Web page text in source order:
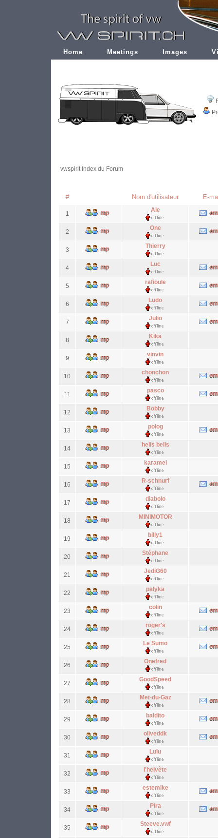
Home Meetings Images
vwspirit Index du Forum
# Nom d'utilisateur E-
1
Aie
2
One
3
Thierry
4
Luc
5
rafioule
6
Ludo
7
Julio
8
Kika
9
vinvin
10
chonchon
11
pasco
12
Bobby
13
polog
14
hells bells
15
karamel
16
R-schnurf
17
diabolo
18
MINIMOTOR
19
billy1
20
Stéphane
21
JediG60
22
palyka
23
colin
24
roger's
25
Le Sumo
26
Onefred
27
GoodSpeed
28
Met-du-Gaz
29
baldito
30
oliveddk
31
Lulu
32
l'helvète
33
estemike
34
Pira
35
Steeve.vwf